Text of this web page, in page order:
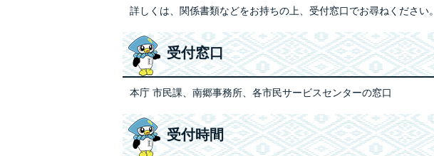
詳しくは、関係書類などをお持ちの上、受付窓口でお尋ねください。
受付窓口
本庁 市民課、南郷事務所、各市民サービスセンターの窓口
受付時間